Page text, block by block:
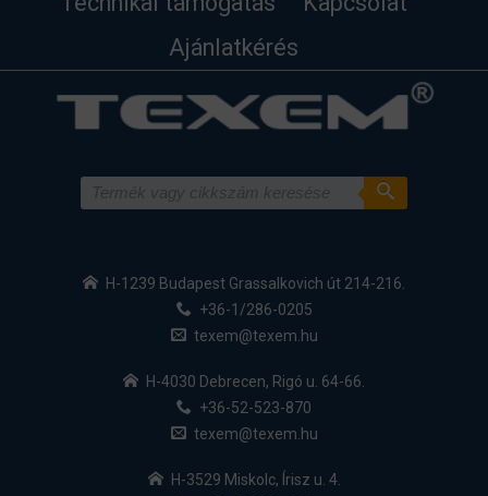
Ajánlatkérés
H-1239 Budapest Grassalkovich út 214-216.
+36-1/286-0205
texem@texem.hu
H-4030 Debrecen, Rigó u. 64-66.
+36-52-523-870
texem@texem.hu
H-3529 Miskolc, Írisz u. 4.